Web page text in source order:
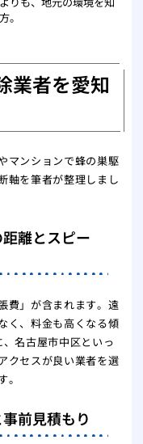
。
業者を愛知
マンションで蜂の巣駆
軸を筆者が整理しまし
離とスピー
費」が含まれます。遠
く、料金も高くなる傾
名古屋市中区といっ
クセスが良い業者を選
前見積もり